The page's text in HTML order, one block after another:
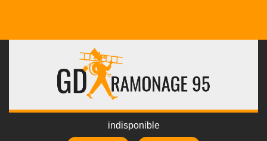
indisponible